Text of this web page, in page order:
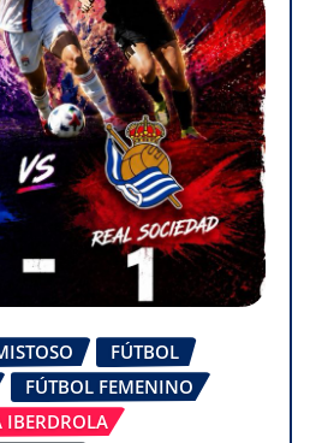
FÚTBOL
FÚTBOL FEMENINO
IBERDROLA